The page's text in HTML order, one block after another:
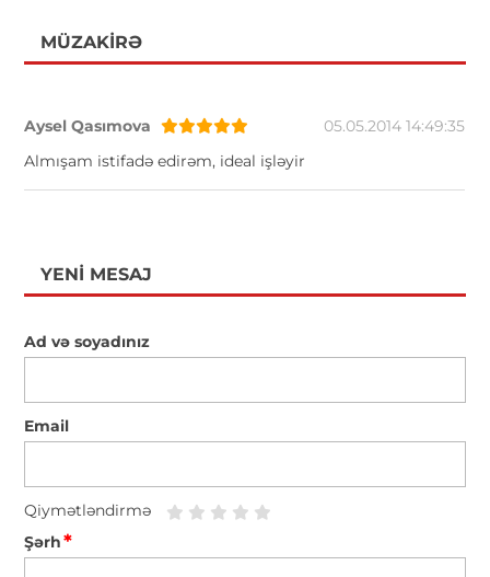
MÜZAKIRƏ
Aysel Qasımova
05.05.2014 14:49:35
Almışam istifadə edirəm, ideal işləyir
YENI MESAJ
Ad və soyadınız
Email
Qiymətləndirmə
Şərh*